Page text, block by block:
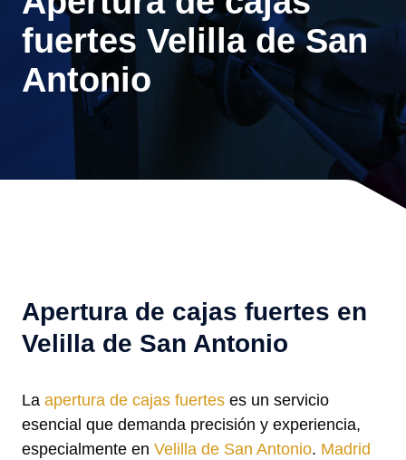
fuertes Velilla de San
Antonio
Apertura de cajas fuertes en
Velilla de San Antonio
La apertura de cajas fuertes es un servicio
esencial que demanda precisión y experiencia,
especialmente en Velilla de San Antonio. Madrid